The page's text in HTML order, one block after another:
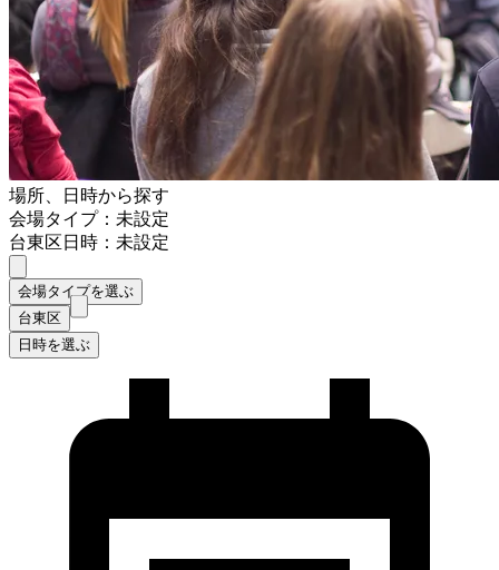
場所、日時から探す
会場タイプ：未設定
台東区日時：未設定
会場タイプを選ぶ
台東区
日時を選ぶ